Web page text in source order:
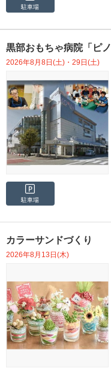
駐車場
黒部おもちゃ病院「ピ
2026年8月8日(土)・29日(土)
駐車場
カラーサンドづくり
2026年8月13日(木)